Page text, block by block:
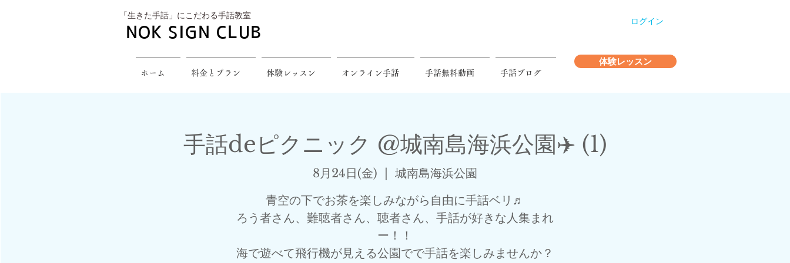
​「生きた手話」にこだわる手話教室
NOK SIGN CLUB
ホーム 料金とプラン 体験レッスン オンライン手話 手話無料動画 手話ブログ
ログイン
体験レッスン
手話deピクニック @城南島海浜公園✈️ (1)
8月24日(金)
  |
城南島海浜公園
青空の下でお茶を楽しみながら自由に手話ベリ♬
ろう者さん、難聴者さん、聴者さん、手話が好きな人集まれ
ー！！
海で遊べて飛行機が見える公園でで手話を楽しみませんか？